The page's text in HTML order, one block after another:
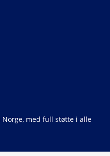
Norge, med full støtte i alle